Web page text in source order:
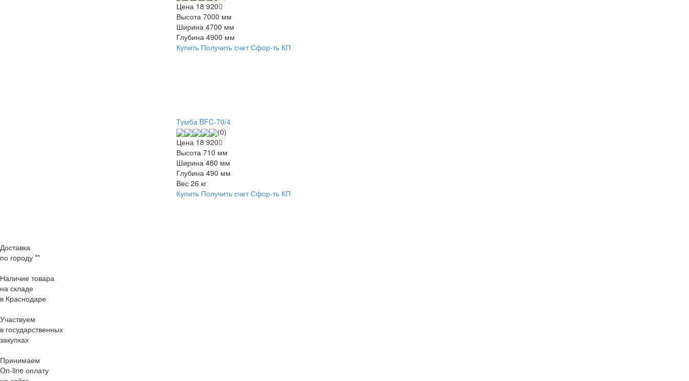
Цена 18 920
Высота 7000 мм
Ширина 4700 мм
Глубина 4900 мм
Купить Получить счет Сфор-ть КП
Тумба BFC-70/4
(0)
Цена 18 920
Высота 710 мм
Ширина 480 мм
Глубина 490 мм
Вес 26 кг
Купить Получить счет Сфор-ть КП
Доставка
по городу **
Наличие товара
на складе
в Краснодаре
Участвуем
в государственных
закупках
Принимаем
On-line оплату